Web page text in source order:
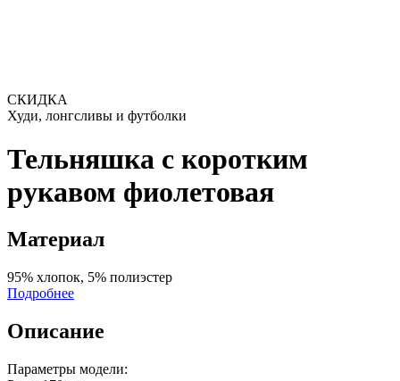
СКИДКА
Худи, лонгсливы и футболки
Тельняшка с коротким
рукавом фиолетовая
Материал
95% хлопок, 5% полиэстер
Подробнее
Описание
Параметры модели: